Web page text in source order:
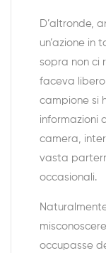
D’altronde,
un’azione in
sopra non ci
faceva
campione si
informazioni
camera,
vasta
occasionali.
occupasse